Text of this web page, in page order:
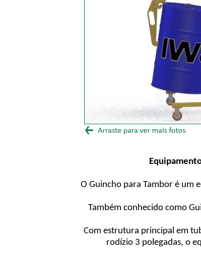
O Guincho para Tambor é um
Também conhecido como
Com estrutura principal em
rodízio 3 polegadas, o